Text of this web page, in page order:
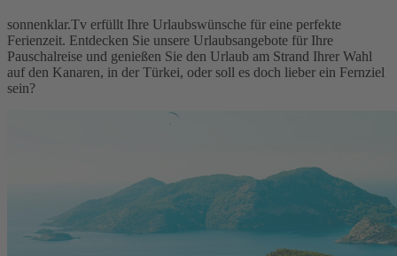
sonnenklar.Tv erfüllt Ihre Urlaubswünsche für eine perfekte
Ferienzeit. Entdecken Sie unsere Urlaubsangebote für Ihre
Pauschalreise und genießen Sie den Urlaub am Strand Ihrer Wahl
auf den Kanaren, in der Türkei, oder soll es doch lieber ein Fernziel
sein?